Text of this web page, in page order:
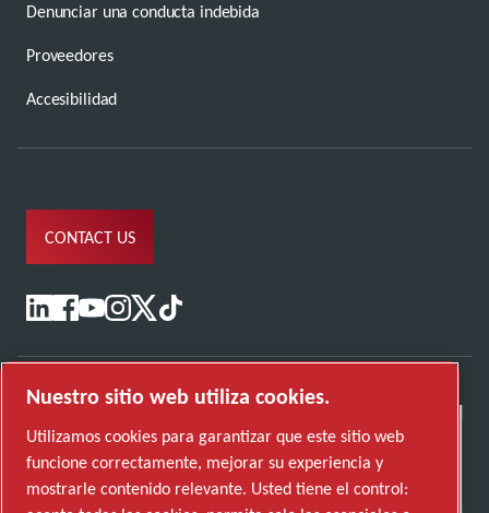
Denunciar una conducta indebida
Proveedores
Accesibilidad
CONTACT US
Nuestro sitio web utiliza cookies.
Utilizamos cookies para garantizar que este sitio web
funcione correctamente, mejorar su experiencia y
mostrarle contenido relevante. Usted tiene el control: